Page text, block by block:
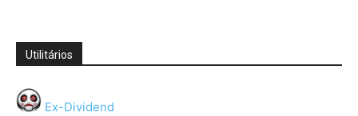
Utilitários
Ex-Dividend